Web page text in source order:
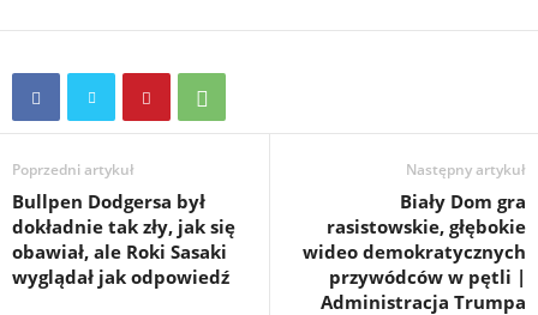
Poprzedni artykuł
Bullpen Dodgersa był
dokładnie tak zły, jak się
obawiał, ale Roki Sasaki
wyglądał jak odpowiedź
Następny artykuł
Biały Dom gra
rasistowskie, głębokie
wideo demokratycznych
przywódców w pętli |
Administracja Trumpa